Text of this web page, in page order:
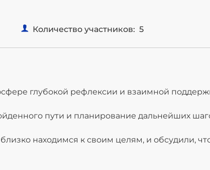
Количество участников: 5
глубокой рефлексии и взаимной
пути и планирование дальнейших
находимся к своим целям, и обсудили,